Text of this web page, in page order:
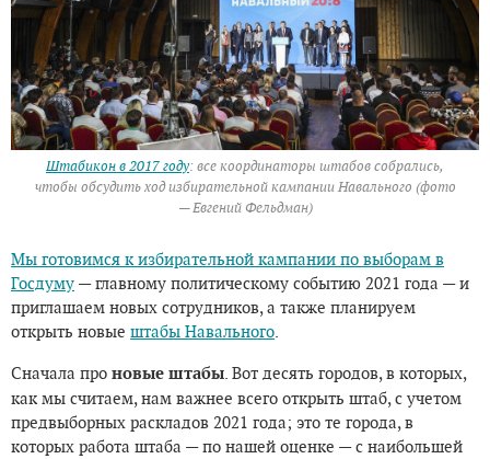
Штабикон в 2017 году: все координаторы штабов собрались,
чтобы обсудить ход избирательной кампании Навального (фото
— Евгений Фельдман)
Мы готовимся к избирательной кампании по выборам в
Госдуму — главному политическому событию 2021 года — и
приглашаем новых сотрудников, а также планируем
открыть новые штабы Навального.
Сначала про новые штабы. Вот десять городов, в которых,
как мы считаем, нам важнее всего открыть штаб, с учетом
предвыборных раскладов 2021 года; это те города, в
которых работа штаба — по нашей оценке — с наибольшей